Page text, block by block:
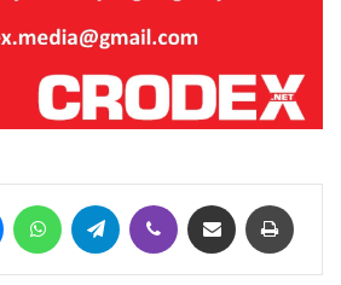
MessengerWhatsAppTelegram Viber Podijeli putem E-maila